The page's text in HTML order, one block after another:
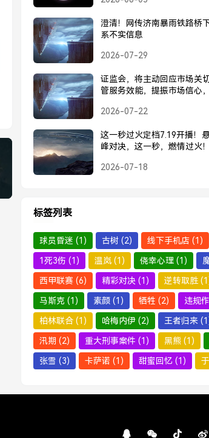
澄清！网传济南暴雨铁路桥
系不实信息
2026-07-29
证监会，将主动回应市场关
管服务效能，提振市场信心
振市场信心
2026-07-22
这一秒过火定档7.19开播！
峰对决，这一秒，燃情过火
情来袭
2026-07-18
标签列表
球员昏迷 (1) 古树 (2) 线下手机店 (1)
1死3伤 (1) 温岚 (1) 侥幸心理 (1)
西甲联赛 (6) 精彩对决 (1) 逆转取胜
马斯克 (1) 素颜 (1) 牺牲 (2) 违规
柏林联合 (1) 哈梅内伊 (2) 王者归来
汛期 (2) 重大刑事案件 (1) 黑熊 (1)
张雪 (3) 卡萨诺 (1) 甜蜜回忆 (1)